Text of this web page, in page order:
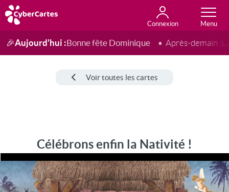
Connexion
Anniversaire
Fête du jour
Amour
Amitié
Merci
Toutes les cartes
🎉Aujourd'hui :Bonne fête Dominique Après-demain :
Voir toutes les cartes
Célébrons enfin la Nativité !